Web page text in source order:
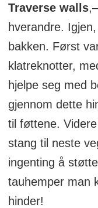
Traverse walls
hverandre.
bakken. Først
klatreknotter,
hjelpe seg med
gjennom dette
til føttene.
stang til neste
ingenting å
tauhemper man
hinder!